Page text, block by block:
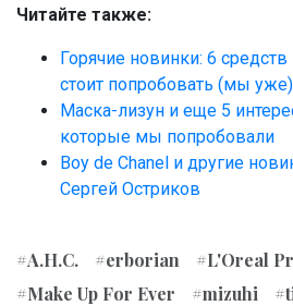
Читайте также:
Горячие новинки: 6
стоит попробовать (мы уже)
Маска-лизун и еще 5
которые мы попробовали
Boy de Chanel и другие
Сергей Остриков
#A.H.C. #erborian
#L'Oreal
#Make Up For Ever
#mizuhi